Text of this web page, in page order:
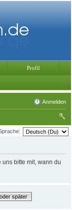
Profil
Anmelden
uc
bitte mit, wann du
später